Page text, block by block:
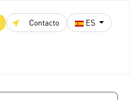
Contacto ES